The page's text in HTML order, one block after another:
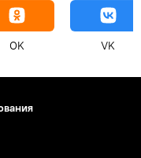
OK VK